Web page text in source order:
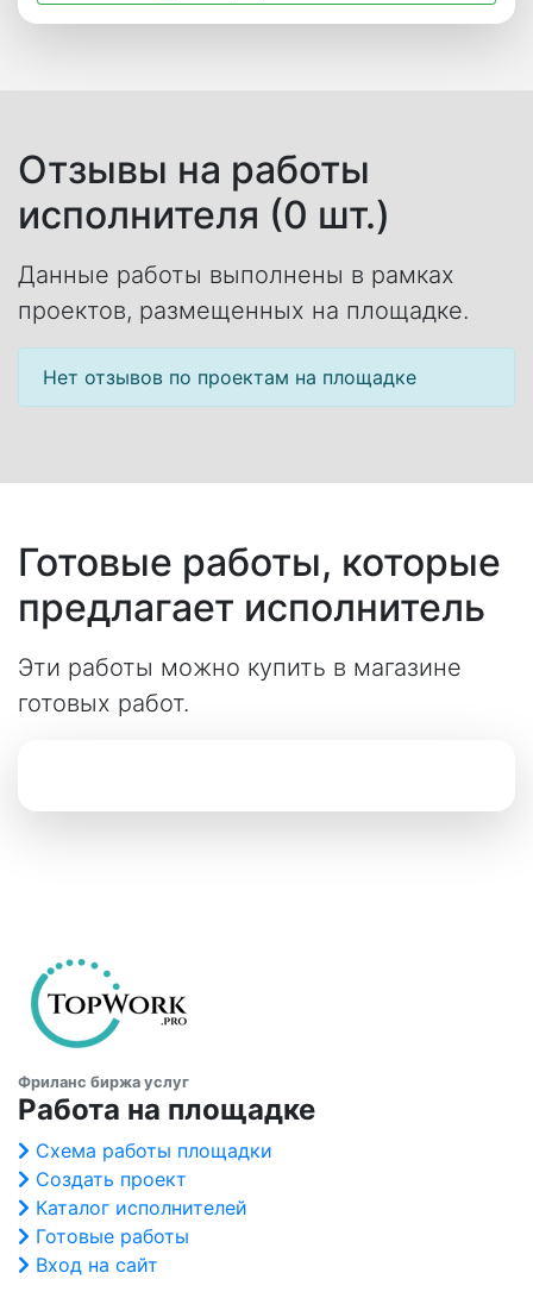
Отзывы на работы
исполнителя (0 шт.)
Данные работы выполнены в рамках
проектов, размещенных на площадке.
Нет отзывов по проектам на площадке
Готовые работы, которые
предлагает исполнитель
Эти работы можно купить в магазине
готовых работ.
Фриланс биржа услуг
Работа на площадке
Схема работы площадки
Создать проект
Каталог исполнителей
Готовые работы
Вход на сайт